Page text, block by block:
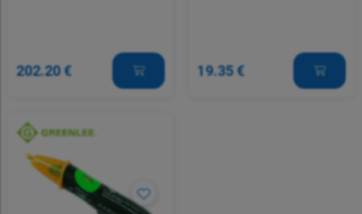
202.20 € 19.35 €